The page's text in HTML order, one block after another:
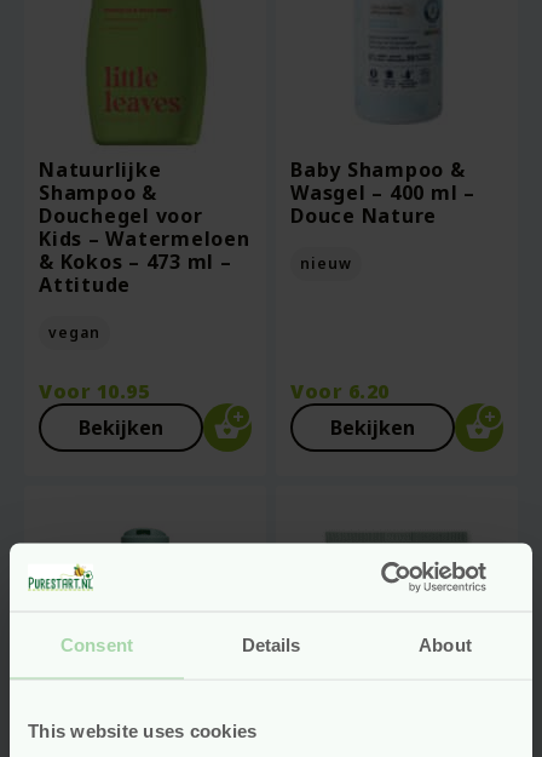
Consent Details About
This website uses cookies
Natuurlijke
Shampoo &
Douchegel voor
Kids – Watermeloen
& Kokos – 473 ml –
Attitude
vegan
Voor 10.95
Bekijken
Baby Shampoo &
Wasgel – 400 ml –
Douce Nature
nieuw
Voor 6.20
Bekijken